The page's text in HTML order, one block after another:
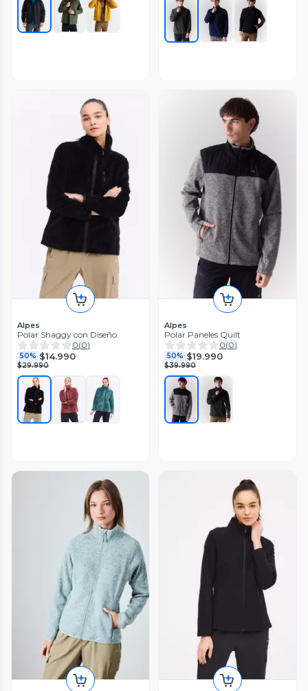
Alpes
Polar Shaggy con Diseño
0(0)
50% $14.990
$29.990
Alpes
Polar Paneles Quilt
0(0)
50% $19.990
$39.990